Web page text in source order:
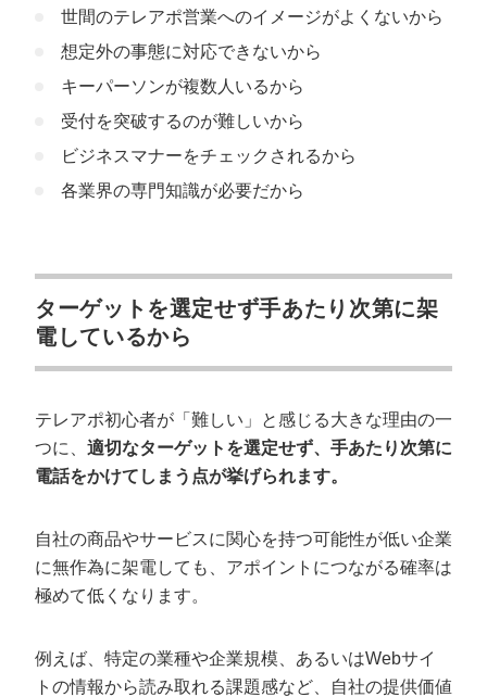
世間のテレアポ営業へのイメージがよくないから
想定外の事態に対応できないから
キーパーソンが複数人いるから
受付を突破するのが難しいから
ビジネスマナーをチェックされるから
各業界の専門知識が必要だから
ターゲットを選定せず手あたり次第に架
電しているから
テレアポ初心者が「難しい」と感じる大きな理由の一
つに、 適切なターゲットを選定せず、手あたり次第に
電話をかけてしまう点が挙げられます。
自社の商品やサービスに関心を持つ可能性が低い企業
に無作為に架電しても、アポイントにつながる確率は
極めて低くなります。
例えば、特定の業種や企業規模、あるいはWebサイ
トの情報から読み取れる課題感など、自社の提供価値